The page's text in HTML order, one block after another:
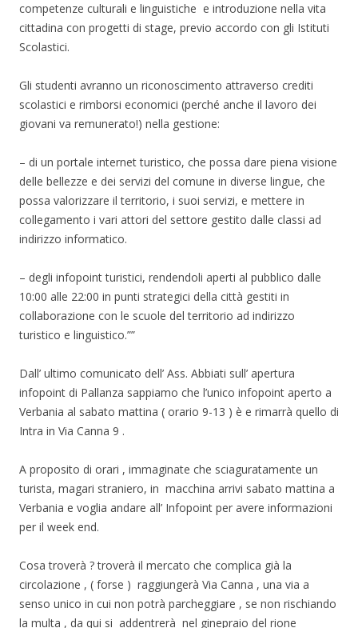
competenze culturali e linguistiche e introduzione nella vita
cittadina con progetti di stage, previo accordo con gli Istituti
Scolastici.
Gli studenti avranno un riconoscimento attraverso crediti
scolastici e rimborsi economici (perché anche il lavoro dei
giovani va remunerato!) nella gestione:
– di un portale internet turistico, che possa dare piena visione
delle bellezze e dei servizi del comune in diverse lingue, che
possa valorizzare il territorio, i suoi servizi, e mettere in
collegamento i vari attori del settore gestito dalle classi ad
indirizzo informatico.
– degli infopoint turistici, rendendoli aperti al pubblico dalle
10:00 alle 22:00 in punti strategici della città gestiti in
collaborazione con le scuole del territorio ad indirizzo
turistico e linguistico.””
Dall’ ultimo comunicato dell’ Ass. Abbiati sull’ apertura
infopoint di Pallanza sappiamo che l’unico infopoint aperto a
Verbania al sabato mattina ( orario 9-13 ) è e rimarrà quello di
Intra in Via Canna 9 .
A proposito di orari , immaginate che sciaguratamente un
turista, magari straniero, in macchina arrivi sabato mattina a
Verbania e voglia andare all’ Infopoint per avere informazioni
per il week end.
Cosa troverà ? troverà il mercato che complica già la
circolazione , ( forse ) raggiungerà Via Canna , una via a
senso unico in cui non potrà parcheggiare , se non rischiando
la multa , da qui si addentrerà nel ginepraio del rione